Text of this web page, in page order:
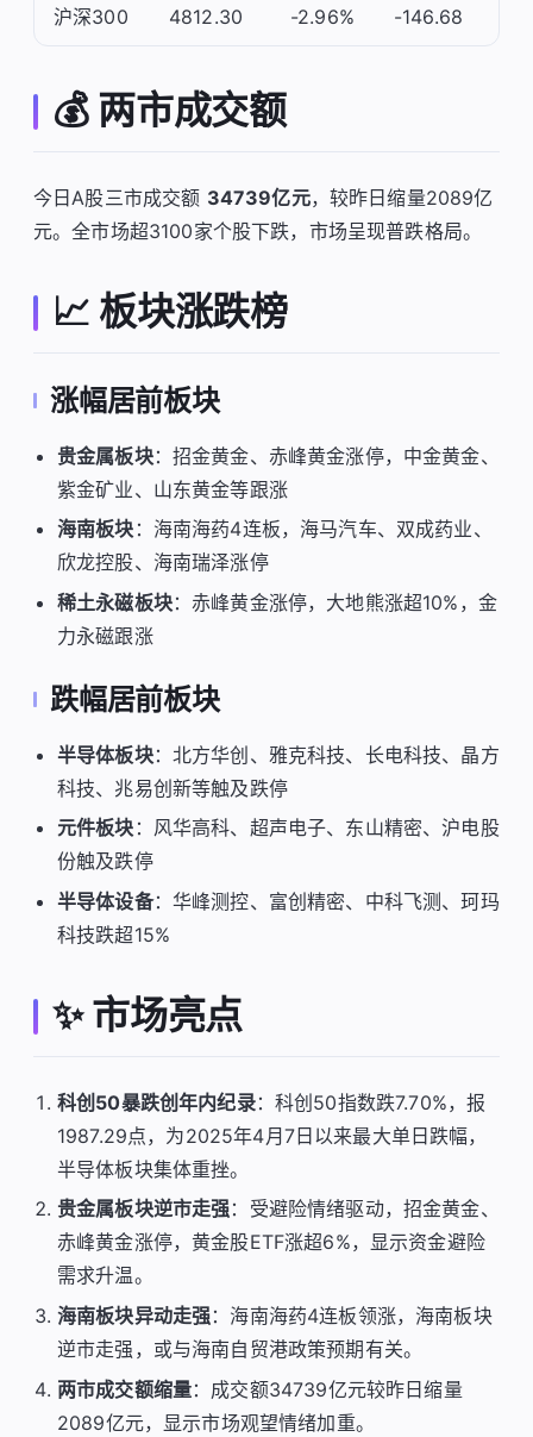
沪深300 4812.30 -2.96% -146.68
💰 两市成交额
今日A股三市成交额 34739亿元，较昨日缩量2089亿
元。全市场超3100家个股下跌，市场呈现普跌格局。
📈 板块涨跌榜
涨幅居前板块
贵金属板块：招金黄金、赤峰黄金涨停，中金黄金、
紫金矿业、山东黄金等跟涨
海南板块 ：海南海药4连板，海马汽车、双成药业、
欣龙控股、海南瑞泽涨停
稀土永磁板块：赤峰黄金涨停，大地熊涨超10%，金
力永磁跟涨
跌幅居前板块
半导体板块：北方华创、雅克科技、长电科技、晶方
科技、兆易创新等触及跌停
元件板块 ：风华高科、超声电子、东山精密、沪电股
份触及跌停
半导体设备：华峰测控、富创精密、中科飞测、珂玛
科技跌超15%
✨ 市场亮点
科创50暴跌创年内纪录：科创50指数跌7.70%，报
1987.29点，为2025年4月7日以来最大单日跌幅，
半导体板块集体重挫。
贵金属板块逆市走强：受避险情绪驱动，招金黄金、
赤峰黄金涨停，黄金股ETF涨超6%，显示资金避险
需求升温。
海南板块异动走强：海南海药4连板领涨，海南板块
逆市走强，或与海南自贸港政策预期有关。
两市成交额缩量：成交额34739亿元较昨日缩量
2089亿元，显示市场观望情绪加重。